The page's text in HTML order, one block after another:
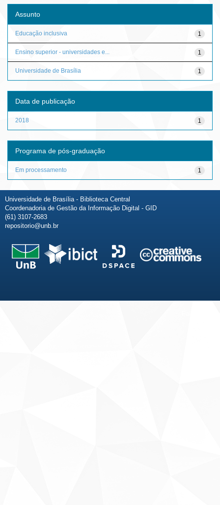
Assunto
1
Educação inclusiva
1
Ensino superior - universidades e...
1
Universidade de Brasília
Data de publicação
1
2018
Programa de pós-graduação
1
Em processamento
Universidade de Brasília - Biblioteca Central
Coordenadoria de Gestão da Informação Digital - GID
(61) 3107-2683
repositorio@unb.br